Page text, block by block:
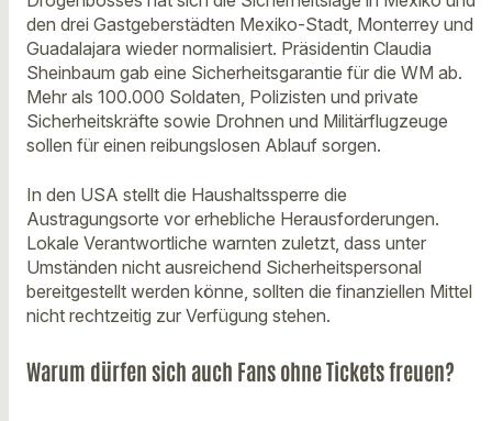
den drei Gastgeberstädten Mexiko-Stadt, Monterrey und
Guadalajara wieder normalisiert. Präsidentin Claudia
Sheinbaum gab eine Sicherheitsgarantie für die WM ab.
Mehr als 100.000 Soldaten, Polizisten und private
Sicherheitskräfte sowie Drohnen und Militärflugzeuge
sollen für einen reibungslosen Ablauf sorgen.
In den USA stellt die Haushaltssperre die
Austragungsorte vor erhebliche Herausforderungen.
Lokale Verantwortliche warnten zuletzt, dass unter
Umständen nicht ausreichend Sicherheitspersonal
bereitgestellt werden könne, sollten die finanziellen Mittel
nicht rechtzeitig zur Verfügung stehen.
Warum dürfen sich auch Fans ohne Tickets freuen?